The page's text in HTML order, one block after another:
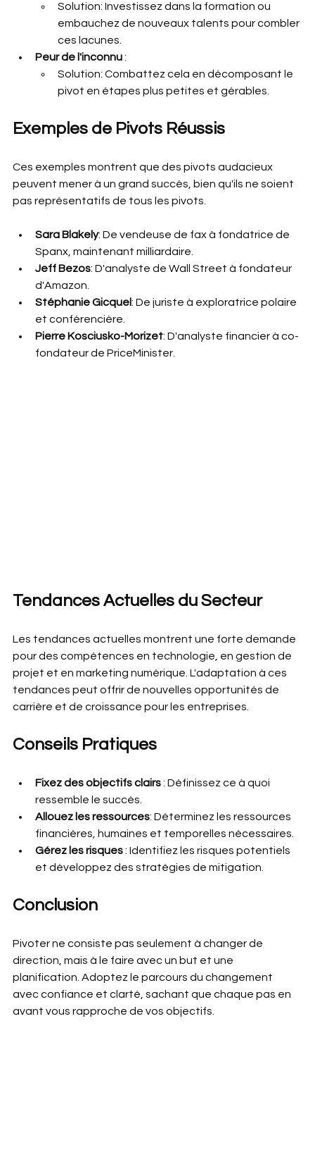
Solution: Investissez dans la formation ou
embauchez de nouveaux talents pour combler
ces lacunes.
Peur de l'inconnu :
Solution: Combattez cela en décomposant le
pivot en étapes plus petites et gérables.
Exemples de Pivots Réussis
Ces exemples montrent que des pivots audacieux
peuvent mener à un grand succès, bien qu'ils ne soient
pas représentatifs de tous les pivots.
Sara Blakely: De vendeuse de fax à fondatrice de
Spanx, maintenant milliardaire.
Jeff Bezos: D'analyste de Wall Street à fondateur
d'Amazon.
Stéphanie Gicquel: De juriste à exploratrice polaire
et conférencière.
Pierre Kosciusko-Morizet: D'analyste financier à co-
fondateur de PriceMinister.
Tendances Actuelles du Secteur
Les tendances actuelles montrent une forte demande
pour des compétences en technologie, en gestion de
projet et en marketing numérique. L'adaptation à ces
tendances peut offrir de nouvelles opportunités de
carrière et de croissance pour les entreprises.
Conseils Pratiques
Fixez des objectifs clairs : Définissez ce à quoi
ressemble le succès.
Allouez les ressources: Déterminez les ressources
financières, humaines et temporelles nécessaires.
Gérez les risques : Identifiez les risques potentiels
et développez des stratégies de mitigation.
Conclusion
Pivoter ne consiste pas seulement à changer de
direction, mais à le faire avec un but et une
planification. Adoptez le parcours du changement
avec confiance et clarté, sachant que chaque pas en
avant vous rapproche de vos objectifs.